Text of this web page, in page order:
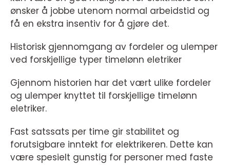
ønsker å jobbe utenom normal arbeidstid og
få en ekstra insentiv for å gjøre det.
Historisk gjennomgang av fordeler og ulemper
ved forskjellige typer timelønn eletriker
Gjennom historien har det vært ulike fordeler
og ulemper knyttet til forskjellige timelønn
eletriker.
Fast satssats per time gir stabilitet og
forutsigbare inntekt for elektrikeren. Dette kan
være spesielt gunstig for personer med faste